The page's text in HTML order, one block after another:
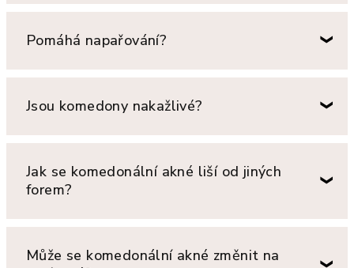
Pomáhá napařování?
Jsou komedony nakažlivé?
Jak se komedonální akné liší od jiných
forem?
Může se komedonální akné změnit na